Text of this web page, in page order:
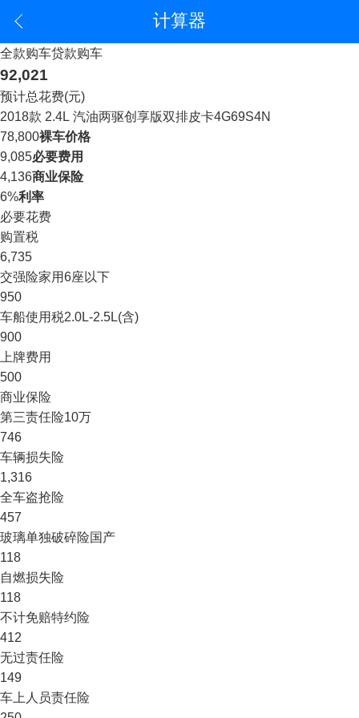
计算器
全款购车贷款购车
92,021
预计总花费(元)
2018款 2.4L 汽油两驱创享版双排皮卡4G69S4N
78,800裸车价格
9,085必要费用
4,136商业保险
6%利率
必要花费
购置税
6,735
交强险家用6座以下
950
车船使用税2.0L-2.5L(含)
900
上牌费用
500
商业保险
第三责任险10万
746
车辆损失险
1,316
全车盗抢险
457
玻璃单独破碎险国产
118
自燃损失险
118
不计免赔特约险
412
无过责任险
149
车上人员责任险